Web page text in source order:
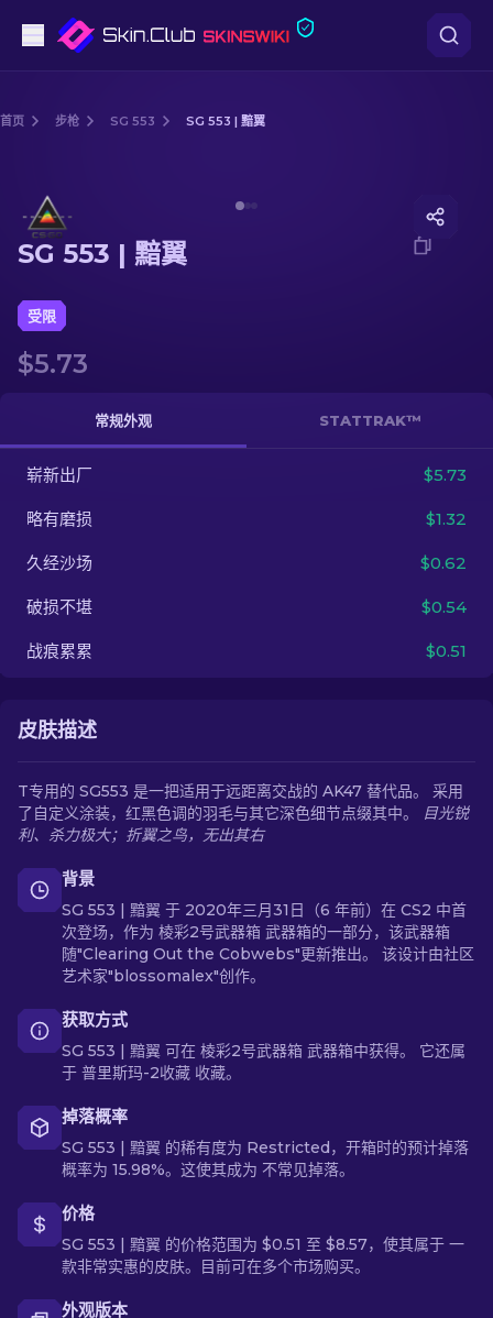
狙击步枪
手套
武器箱
其他
首页 步枪 SG 553 SG 553 | 黯翼
SG 553 | 黯翼
受限
$5.73
常规外观 STATTRAK™
崭新出厂 $5.73
略有磨损 $1.32
久经沙场 $0.62
破损不堪 $0.54
战痕累累 $0.51
皮肤描述
T专用的 SG553 是一把适用于远距离交战的 AK47 替代品。 采用
了自定义涂装，红黑色调的羽毛与其它深色细节点缀其中。
目光锐
利、杀力极大；折翼之鸟，无出其右
背景
SG 553 | 黯翼 于 2020年三月31日（6 年前）在 CS2 中首
次登场，作为 棱彩2号武器箱 武器箱的一部分，该武器箱
随"Clearing Out the Cobwebs"更新推出。 该设计由社区
艺术家"blossomalex"创作。
获取方式
SG 553 | 黯翼 可在 棱彩2号武器箱 武器箱中获得。 它还属
于 普里斯玛-2收藏 收藏。
掉落概率
SG 553 | 黯翼 的稀有度为 Restricted，开箱时的预计掉落
概率为 15.98%。这使其成为 不常见掉落。
价格
SG 553 | 黯翼 的价格范围为 $0.51 至 $8.57，使其属于 一
款非常实惠的皮肤。目前可在多个市场购买。
外观版本